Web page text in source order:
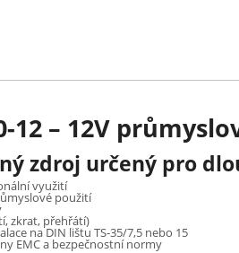
12 – 12V
zdroj určený pro
využití
použití
zkrat, přehřátí)
na DIN lištu TS-35/7,5 nebo 15
EMC a bezpečnostní normy